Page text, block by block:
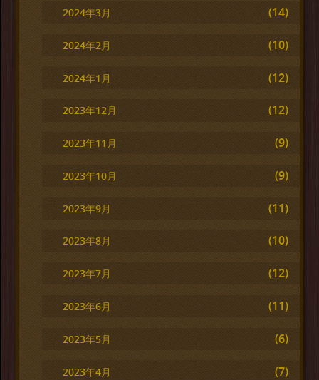
2024年3月 (14)
2024年2月 (10)
2024年1月 (12)
2023年12月 (12)
2023年11月 (9)
2023年10月 (9)
2023年9月 (11)
2023年8月 (10)
2023年7月 (12)
2023年6月 (11)
2023年5月 (6)
2023年4月 (7)